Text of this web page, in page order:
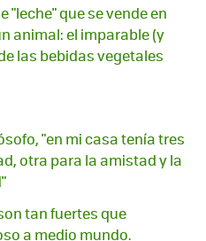
"leche" que se vende en
animal: el imparable (y
las bebidas vegetales
"en mi casa tenía tres
otra para la amistad y la
tan fuertes que
a medio mundo.